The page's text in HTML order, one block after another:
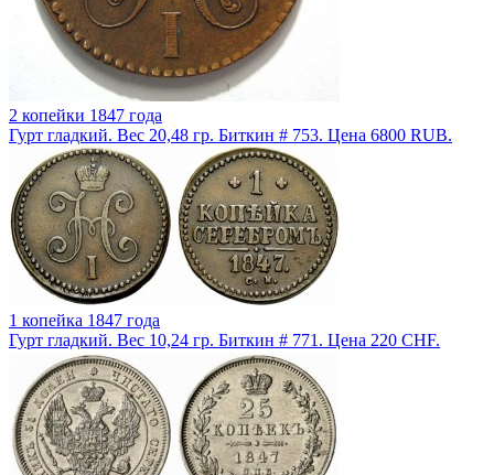
2 копейки 1847 года
Гурт гладкий. Вес 20,48 гр. Биткин # 753. Цена 6800 RUB.
1 копейка 1847 года
Гурт гладкий. Вес 10,24 гр. Биткин # 771. Цена 220 CHF.